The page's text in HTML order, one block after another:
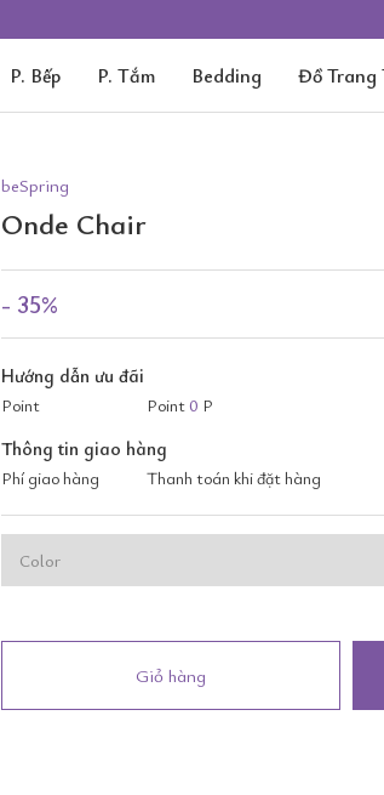
P. Bếp P. Tắm Bedding Đồ Trang
beSpring
Onde Chair
- 35%
Hướng dẫn ưu đãi
Point Point0 P
Thông tin giao hàng
Phí giao hàng Thanh toán khi đặt hàng
Giỏ hàng